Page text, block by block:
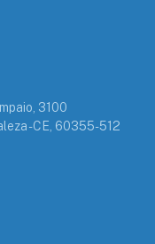
3100
- CE, 60355-512